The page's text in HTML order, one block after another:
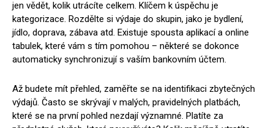
jen vědět, kolik utrácíte celkem. Klíčem k úspěchu je
kategorizace. Rozdělte si výdaje do skupin, jako je bydlení,
jídlo, doprava, zábava atd. Existuje spousta aplikací a online
tabulek, které vám s tím pomohou – některé se dokonce
automaticky synchronizují s vaším bankovním účtem.
Až budete mít přehled, zaměřte se na identifikaci zbytečných
výdajů. Často se skrývají v malých, pravidelných platbách,
které se na první pohled nezdají významné. Platíte za